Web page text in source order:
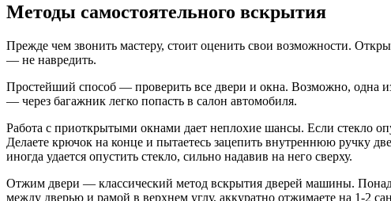
Методы самостоятельного вскрытия
Прежде чем звонить мастеру, стоит оценить свои возможности.
— не навредить.
Простейший способ — проверить все двери и окна. Возможно, одна
— через багажник легко попасть в салон автомобиля.
Работа с приоткрытыми окнами дает неплохие шансы. Если стекло
Делаете крючок на конце и пытаетесь зацепить внутреннюю ручку
иногда удается опустить стекло, сильно надавив на него сверху.
Отжим двери — классический метод вскрытия дверей машины.
между дверью и рамой в верхнем углу, аккуратно отжимаете на 1-2